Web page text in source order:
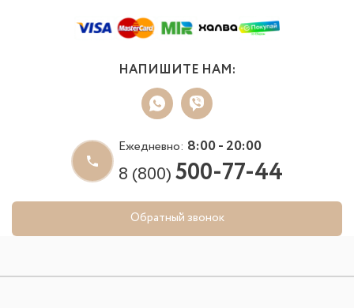
НАПИШИТЕ НАМ:
Ежедневно: 8:00 - 20:00
8 (800)500-77-44
Обратный звонок